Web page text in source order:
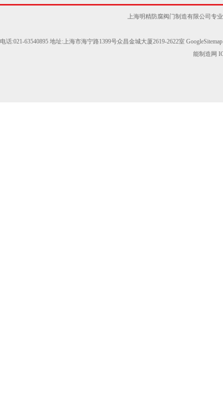
上海明精防腐阀门制造有限公司专
电话:021-63540895 地址:上海市海宁路1399号众昌金城大厦2619-2622室 GoogleSitemap
能制造网